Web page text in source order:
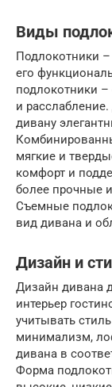
Виды
Подлокотники
его
подлокотники
и
дивану
мягкие и
комфорт и
более прочные
Съемные
вид дивана и
Дизайн и
Дизайн дивана
интерьер
учитывать
минимализм,
дивана в
Форма